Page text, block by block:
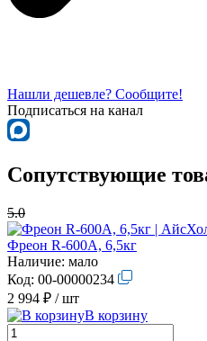
Нашли дешевле? Сообщите!
Подписаться на канал
Сопутствующие
5.0
Фреон R-600A, 6,5кг
Наличие: мало
Код: 00-00000234
2 994 ₽ / шт
В корзину